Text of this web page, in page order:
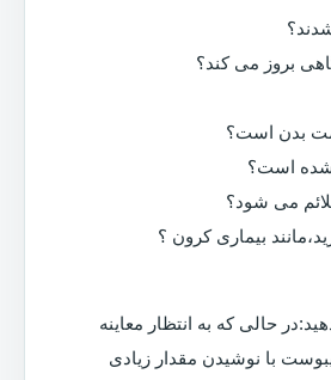
بروز می کند؟
بدن است؟
شده است؟
می شود؟
بیماری کرون ؟
حالی که به انتظار معاینه
با نوشیدن مقدار زیادی